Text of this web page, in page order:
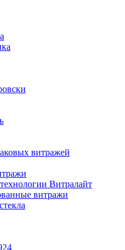
витражей
Витралайт
витражи